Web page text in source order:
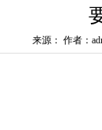
来源： 作者：